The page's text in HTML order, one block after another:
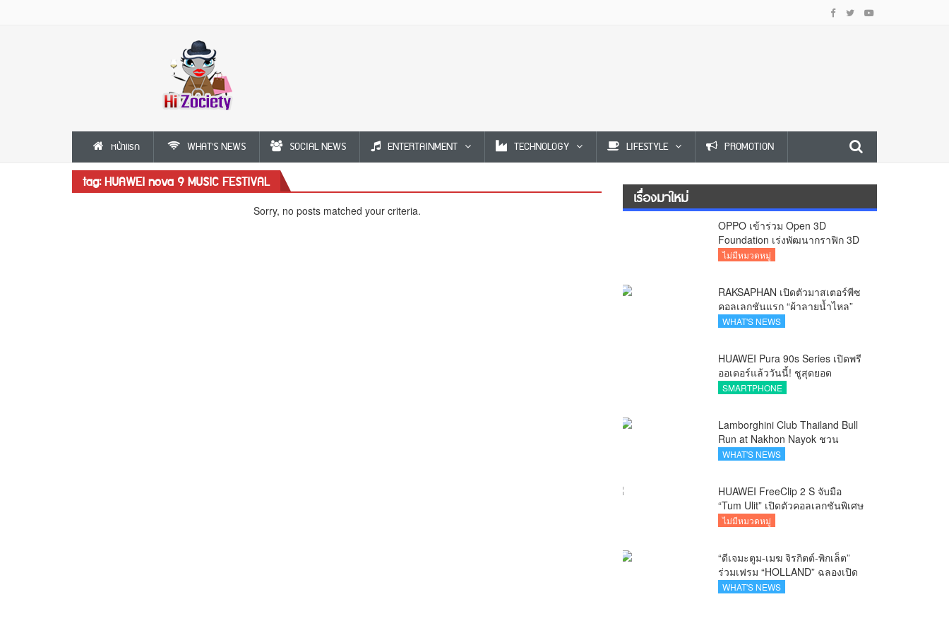
หน้าแรก WHAT'S NEWS SOCIAL NEWS ENTERTAINMENT TECHNOLOGY LIFESTYLE PROMOTION
tag: HUAWEI nova 9 MUSIC FESTIVAL
Sorry, no posts matched your criteria.
เรื่องมาใหม่
OPPO เข้าร่วม Open 3D
Foundation เร่งพัฒนากราฟิก 3D
บนอุปกรณ์มือถือ
ไม่มีหมวดหมู่
RAKSAPHAN เปิดตัวมาสเตอร์พีซ
คอลเลกชันแรก “ผ้าลายน้ำไหล”
ยกระดับภูมิปัญญาท้องถิ่นสู่งาน
WHAT'S NEWS
HUAWEI Pura 90s Series เปิดพรี
ออเดอร์แล้ววันนี้! ชูสุดยอด
นวัตกรรมกล้อง พร้อม AI อัจฉริยะ
SMARTPHONE
Lamborghini Club Thailand Bull
Run at Nakhon Nayok ชวน
คาราวานกระทิงดุ สัมผัสธรรมชาติ
WHAT'S NEWS
HUAWEI FreeClip 2 S จับมือ
“Tum Ulit” เปิดตัวคอลเลกชันพิเศษ
Space Explorer ถ่ายทอดศิลปะบน
ไม่มีหมวดหมู่
“ดีเจมะตูม-เมฆ จิรกิตต์-พิกเล็ต”
ร่วมเฟรม “HOLLAND” ฉลองเปิด
ตัว SELBAN แบรนด์แฟชั่น
WHAT'S NEWS